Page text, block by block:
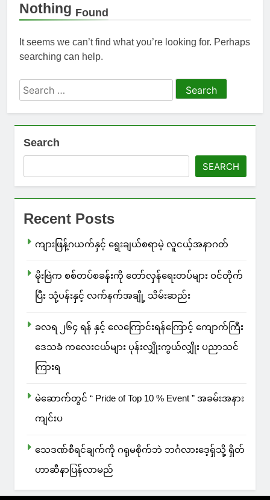
Nothing Found
It seems we can’t find what you’re looking for. Perhaps
searching can help.
Search
for:
Search
SEARCH
Recent Posts
ကျားဖြန့်ဂယက်နှင့် ရွေးချယ်စရာမဲ့ လူငယ့်အနာဂတ်
မိုးဗြဲက စစ်တပ်စခန်းကို တော်လှန်ရေးတပ်များ ဝင်တိုက်
ပြီး သုံ့ပန်းနှင့် လက်နက်အချို့ သိမ်းဆည်း
ခလရ ၂၆၄ ရန် နှင့် လေကြောင်းရန်ကြောင့် ကျောက်ကြီး
ဒေသခံ ကလေးငယ်များ ပုန်းလျှိုးကွယ်လျှိုး ပညာသင်
ကြားရ
မဲဆောက်တွင် “ Pride of Top 10 % Event ” အခမ်းအနား
ကျင်းပ
သေဒဏ်စီရင်ချက်ကို ဂရုမစိုက်ဘဲ ဘင်္ဂလားဒေ့ရှ်သို့ ရှိတ်
ဟာဆီနာပြန်လာမည်